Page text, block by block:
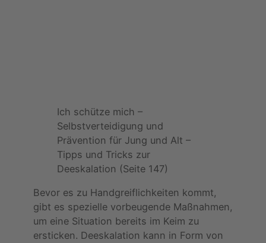
Ich schütze mich –
Selbstverteidigung und
Prävention für Jung und Alt –
Tipps und Tricks zur
Deeskalation (Seite 147)
Bevor es zu Handgreiflichkeiten kommt,
gibt es spezielle vorbeugende Maßnahmen,
um eine Situation bereits im Keim zu
ersticken. Deeskalation kann in Form von